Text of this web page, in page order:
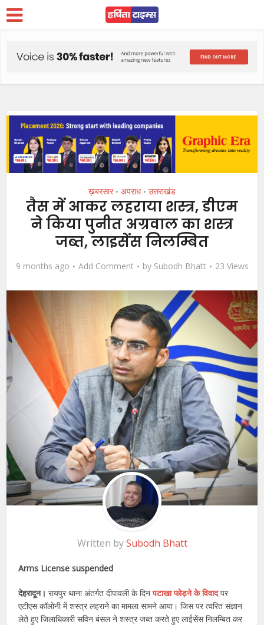
ख़बरसार • अपराध • उत्तराखंड
तैस में आकर लहराया शस्त्र, डीएम
ने किया पुनीत अग्रवाल का शस्त्र
जब्त, लाइसेंस निलम्बित
9 months ago Add Comment by Subodh Bhatt 23 Views
Written bySubodh Bhatt
Arms License suspended
देहरादून।रायपुर थाना अंतर्गत दीपावली के दिनपटाखा फोड़ने के विवादपर
एटीएस कॉलोनी में शस्त्र लहराने का मामला सामने आया। जिस पर त्वरित संज्ञान
लेते हुए जिलाधिकारी सविन बंसल ने शस्त्र जब्त करते हुए लाईसेंस निलम्बित कर